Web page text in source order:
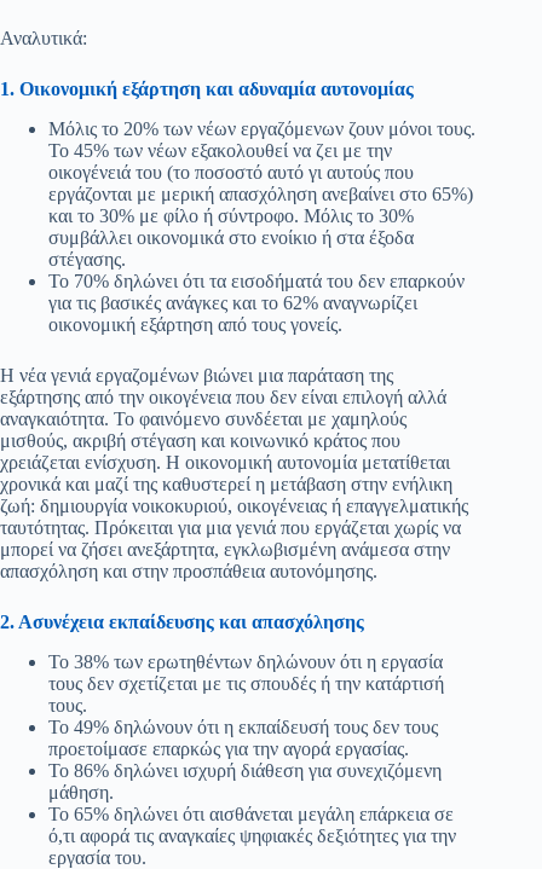
Αναλυτικά:
1. Οικονομική εξάρτηση και αδυναμία αυτονομίας
Μόλις το 20% των νέων εργαζόμενων ζουν μόνοι τους.
Το 45% των νέων εξακολουθεί να ζει με την
οικογένειά του (το ποσοστό αυτό γι αυτούς που
εργάζονται με μερική απασχόληση ανεβαίνει στο 65%)
και το 30% με φίλο ή σύντροφο. Μόλις το 30%
συμβάλλει οικονομικά στο ενοίκιο ή στα έξοδα
στέγασης.
Το 70% δηλώνει ότι τα εισοδήματά του δεν επαρκούν
για τις βασικές ανάγκες και το 62% αναγνωρίζει
οικονομική εξάρτηση από τους γονείς.
Η νέα γενιά εργαζομένων βιώνει μια παράταση της
εξάρτησης από την οικογένεια που δεν είναι επιλογή αλλά
αναγκαιότητα. Το φαινόμενο συνδέεται με χαμηλούς
μισθούς, ακριβή στέγαση και κοινωνικό κράτος που
χρειάζεται ενίσχυση. Η οικονομική αυτονομία μετατίθεται
χρονικά και μαζί της καθυστερεί η μετάβαση στην ενήλικη
ζωή: δημιουργία νοικοκυριού, οικογένειας ή επαγγελματικής
ταυτότητας. Πρόκειται για μια γενιά που εργάζεται χωρίς να
μπορεί να ζήσει ανεξάρτητα, εγκλωβισμένη ανάμεσα στην
απασχόληση και στην προσπάθεια αυτονόμησης.
2. Ασυνέχεια εκπαίδευσης και απασχόλησης
Το 38% των ερωτηθέντων δηλώνουν ότι η εργασία
τους δεν σχετίζεται με τις σπουδές ή την κατάρτισή
τους.
Το 49% δηλώνουν ότι η εκπαίδευσή τους δεν τους
προετοίμασε επαρκώς για την αγορά εργασίας.
Το 86% δηλώνει ισχυρή διάθεση για συνεχιζόμενη
μάθηση.
Το 65% δηλώνει ότι αισθάνεται μεγάλη επάρκεια σε
ό,τι αφορά τις αναγκαίες ψηφιακές δεξιότητες για την
εργασία του.